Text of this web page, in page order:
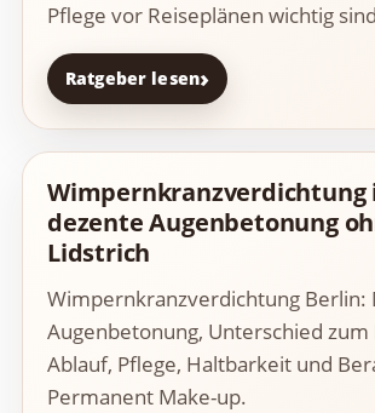
Pflege vor Reiseplänen wichtig
Ratgeber lesen
Wimpernkranzverdichtung
dezente Augenbetonung
Lidstrich
Wimpernkranzverdichtung Berlin:
Augenbetonung, Unterschied zum
Ablauf, Pflege, Haltbarkeit und
Permanent Make-up.